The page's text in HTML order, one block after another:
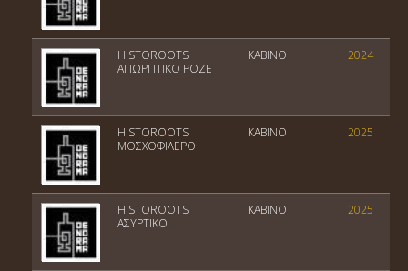
HISTOROOTS
ΑΓΙΩΡΓΙΤΙΚΟ ΡΟΖΕ
ΚΑΒΙΝΟ 2024
HISTOROOTS
ΜΟΣΧΟΦΙΛΕΡΟ
ΚΑΒΙΝΟ 2025
HISTOROOTS
ΑΣΥΡΤΙΚΟ
ΚΑΒΙΝΟ 2025